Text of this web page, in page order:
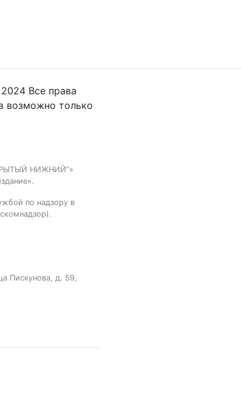
Все права
возможно только
НИЖНИЙ”»
по надзору в
Пискунова, д. 59,